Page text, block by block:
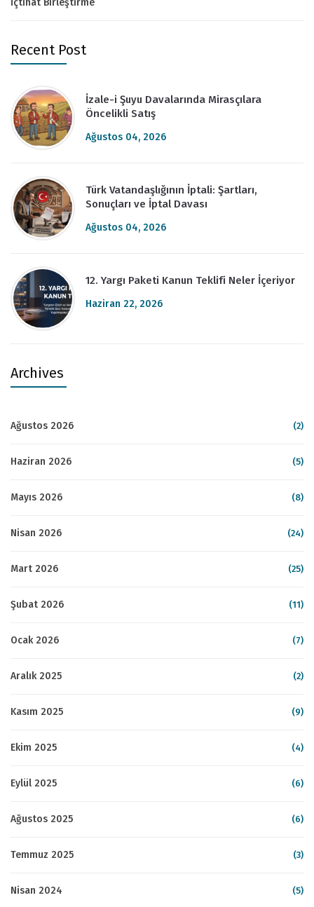
Recent Post
İzale-i Şuyu Davalarında Mirasçılara
Öncelikli Satış
Ağustos 04, 2026
Türk Vatandaşlığının İptali: Şartları,
Sonuçları ve İptal Davası
Ağustos 04, 2026
12. Yargı Paketi Kanun Teklifi Neler İçeriyor
Haziran 22, 2026
Archives
Ağustos 2026 (2)
Haziran 2026 (5)
Mayıs 2026 (8)
Nisan 2026 (24)
Mart 2026 (25)
Şubat 2026 (11)
Ocak 2026 (7)
Aralık 2025 (2)
Kasım 2025 (9)
Ekim 2025 (4)
Eylül 2025 (6)
Ağustos 2025 (6)
Temmuz 2025 (3)
Nisan 2024 (5)